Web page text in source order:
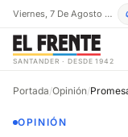
Viernes, 7 De Agosto De 2026
SANTANDER · DESDE 1942
Portada/Opinión/
OPINIÓN